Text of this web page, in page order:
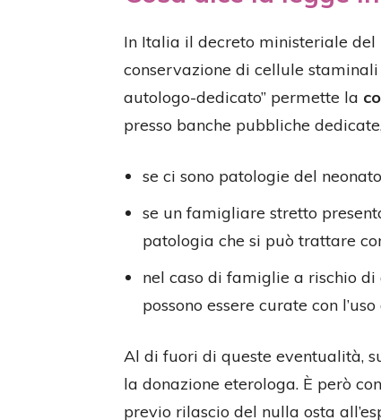
In Italia il decreto ministeriale
conservazione di cellule
autologo-dedicato” permette la
presso banche pubbliche
se ci sono patologie del
se un famigliare stretto
patologia che si può trattare
nel caso di famiglie a rischio
possono essere curate con
Al di fuori di queste eventualità,
la donazione eterologa. È però
previo rilascio del nulla osta